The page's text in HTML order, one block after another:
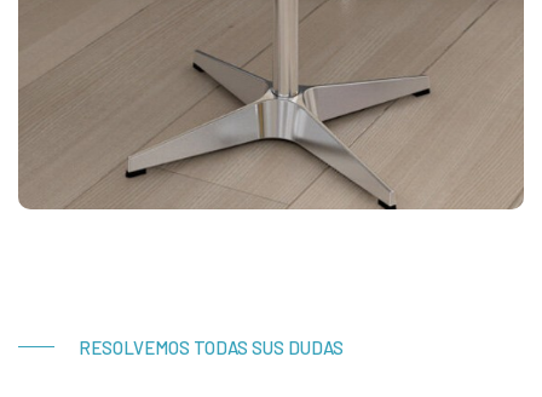
RESOLVEMOS TODAS SUS DUDAS